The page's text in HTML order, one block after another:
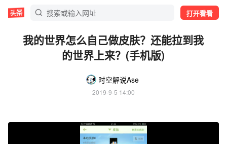
打开看看
我的世界怎么自己做皮肤？还能拉到我
的世界上来？(手机版)
时空解说Ase
2019-9-5 14:00